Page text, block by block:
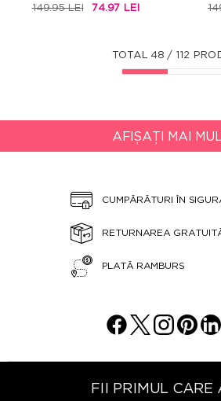
149.95 LEI 74.97 LEI
TOTAL 48 / 112
AFIȘAȚI MAI
CUMPĂRĂTURI ÎN
RETURNAREA
PLATĂ RAMBURS
FII PRIMUL CARE